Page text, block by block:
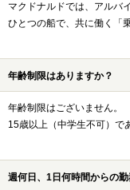
マクドナルドでは、アルバ
ひとつの船で、共に働く「
年齢制限はありますか？
年齢制限はございません。
15歳以上（中学生不可）で
週何日、1日何時間からの